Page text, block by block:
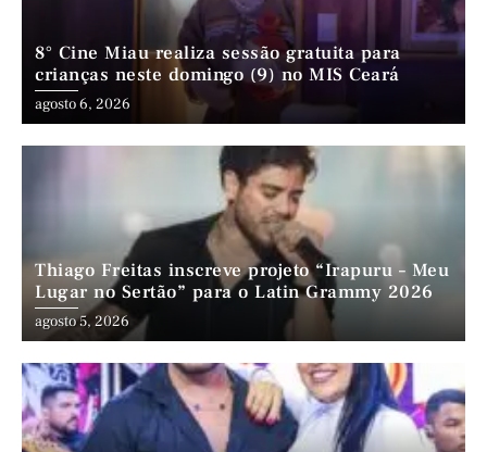
8° Cine Miau realiza sessão gratuita para
crianças neste domingo (9) no MIS Ceará
agosto 6, 2026
Thiago Freitas inscreve projeto “Irapuru – Meu
Lugar no Sertão” para o Latin Grammy 2026
agosto 5, 2026